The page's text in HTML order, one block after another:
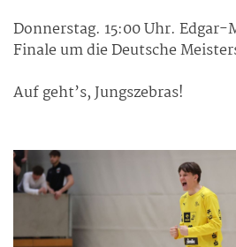
Donnerstag. 15:00 Uhr.
Finale um die Deutsche
Auf geht’s, Jungszebras!